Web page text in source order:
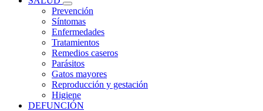
Prevención
Síntomas
Enfermedades
Tratamientos
Remedios caseros
Parásitos
Gatos mayores
Reproducción y gestación
Higiene
DEFUNCIÓN